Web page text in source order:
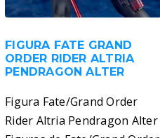
FIGURA FATE GRAND
ORDER RIDER ALTRIA
PENDRAGON ALTER
Figura Fate/Grand Order
Rider Altria Pendragon Alter